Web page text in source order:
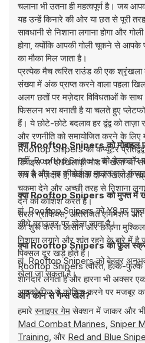
चलाना भी उतना ही महत्वपूर्ण है। जब
यह उन्हें किनारे की ओर या छत से पूरी
सावधानी से निशाना लगाना होगा और
होगा, क्योंकि आपकी गोली चूकने से आपके
का मौका मिल जाता है।
प्रत्येक मैच त्वरित राउंड की एक
संख्या में अंक प्राप्त करने वाला पहला
अलग छतों पर मज़ेदार विविधताओं के
फिसलन भरा बनाती है या चलते हुए
हैं। ये छोटे-छोटे बदलाव हर द्वंद्व को
और रणनीति को समायोजित करने के
Rooftop Snipers को कंप्यूटर
डिवाइस पर दो खिलाड़ी मोड में खेला जा
रूप से मज़ेदार है, क्योंकि दोनों खिलाड़ी
चकमा देने और अच्छी तरह से निशाना
देने की कोशिश करते हैं।
सरल ग्राफिक्स, अतिरंजित एनिमेशन
को शुरू करना आसान और छोड़ना मुश्किल
निशाना लगाने और शांत रहने के बारे में
पिक्सल दूर खड़े होते हैं।
Rooftop Snipers त्वरित, हल्के-फुल्के
शानदार लगता है और हारना भी अक्सर
आपको फिर से कोशिश करने पर मजबूर
क्या Rooftop Snipers को मोबाइल
नहीं, Rooftop Snipers को डेस्कटॉप
गया है और यह कीबोर्ड या माउस वाले
क्या Rooftop Snipers को मुफ्त में
हां, Rooftop Snipers को Y8 पर
सीधे ब्राउज़र पर खेला जाता है।
क्या Rooftop Snipers को फ़ुल
हां, Rooftop Snipers को बेहतर
खेला जा सकता है।
आगे कौन से गेम्स खेलें?
हमारेस्नाइपर गेमसेक्शन में जाकर और
Mad Combat Marines, Sniper
Training, और Red and Blue